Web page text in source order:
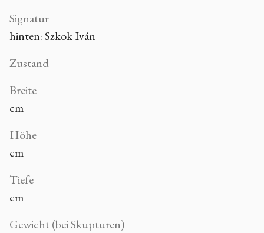
Signatur
hinten: Szkok Iván
Zustand
Breite
cm
Höhe
cm
Tiefe
cm
Gewicht (bei Skupturen)